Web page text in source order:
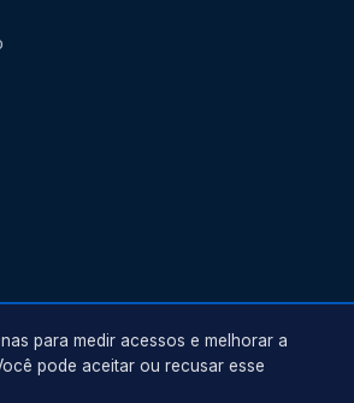
para medir acessos e melhorar a
pode aceitar ou recusar esse